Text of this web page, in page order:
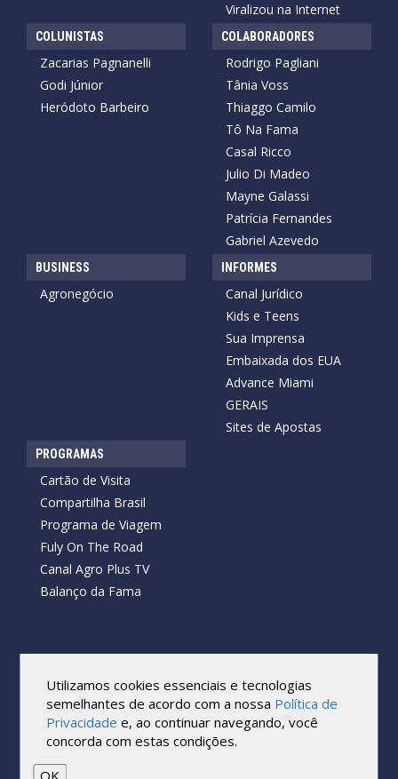
Viralizou na Internet
COLUNISTAS
Zacarias Pagnanelli
Godi Júnior
Heródoto Barbeiro
COLABORADORES
Rodrigo Pagliani
Tânia Voss
Thiaggo Camilo
Tô Na Fama
Casal Ricco
Julio Di Madeo
Mayne Galassi
Patrícia Fernandes
Gabriel Azevedo
BUSINESS
Agronegócio
INFORMES
Canal Jurídico
Kids e Teens
Sua Imprensa
Embaixada dos EUA
Advance Miami
GERAIS
Sites de Apostas
PROGRAMAS
Cartão de Visita
Compartilha Brasil
Programa de Viagem
Fuly On The Road
Canal Agro Plus TV
Balanço da Fama
Todos os direitos reservados.
Reprodução no todo ou em parte sob qualquer forma ou meio,
sem expressa autorização por escrito do Cartão de Visita, é
proibida.
As marcas e imagens utilizadas no projeto são os direitos autorais
Utilizamos cookies essenciais e tecnologias
semelhantes de acordo com a nossa Política de
Privacidade e, ao continuar navegando, você
concorda com estas condições.
OK